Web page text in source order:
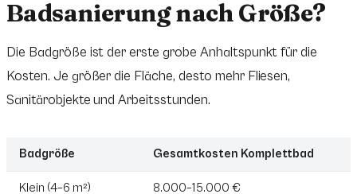
Badsanierung nach Größe?
Die Badgröße ist der erste grobe Anhaltspunkt für die
Kosten. Je größer die Fläche, desto mehr Fliesen,
Sanitärobjekte und Arbeitsstunden.
Badgröße Gesamtkosten Komplettbad
Klein (4–6 m²) 8.000–15.000 €